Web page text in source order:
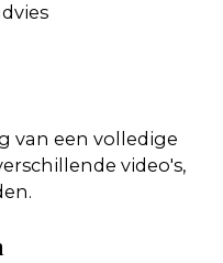
van een volledige
video's,